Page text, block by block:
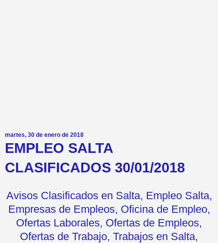
martes, 30 de enero de 2018
EMPLEO SALTA
CLASIFICADOS 30/01/2018
Avisos Clasificados en Salta, Empleo Salta,
Empresas de Empleos, Oficina de Empleo,
Ofertas Laborales, Ofertas de Empleos,
Ofertas de Trabajo, Trabajos en Salta,